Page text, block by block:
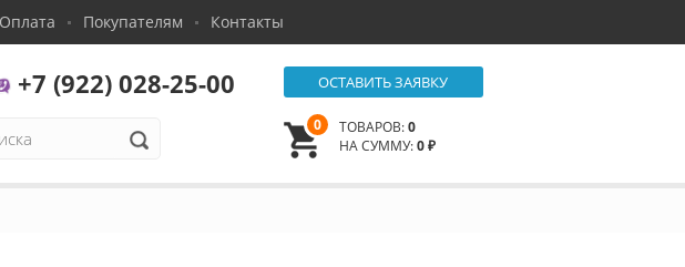
Покупателям Контакты
+7 (922) 028-25-00 ОСТАВИТЬ ЗАЯВКУ
0 ТОВАРОВ:0
НА СУММУ:0 ₽